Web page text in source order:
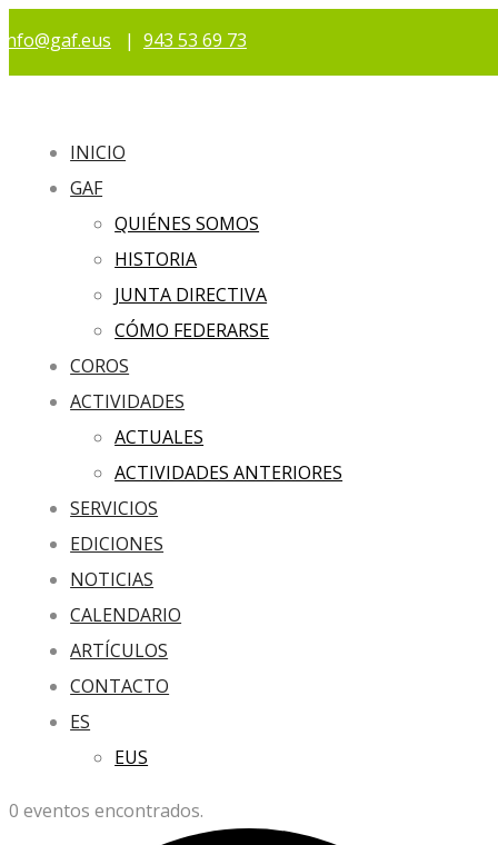
info@gaf.eus | 943 53 69 73
INICIO
GAF
QUIÉNES SOMOS
HISTORIA
JUNTA DIRECTIVA
CÓMO FEDERARSE
COROS
ACTIVIDADES
ACTUALES
ACTIVIDADES ANTERIORES
SERVICIOS
EDICIONES
NOTICIAS
CALENDARIO
ARTÍCULOS
CONTACTO
ES
EUS
0 eventos encontrados.